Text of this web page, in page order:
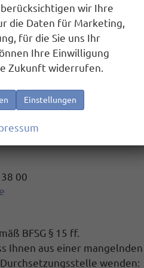
der Verbesserung der
die die Nutzung unserer
zu helfen und die
00
BFSG § 15 ff.
Ihnen aus einer
wenden:
wir Ihre
die Daten für Marketing,
für die Sie uns Ihr
Ihre Einwilligung
Zukunft widerrufen.
Einstellungen